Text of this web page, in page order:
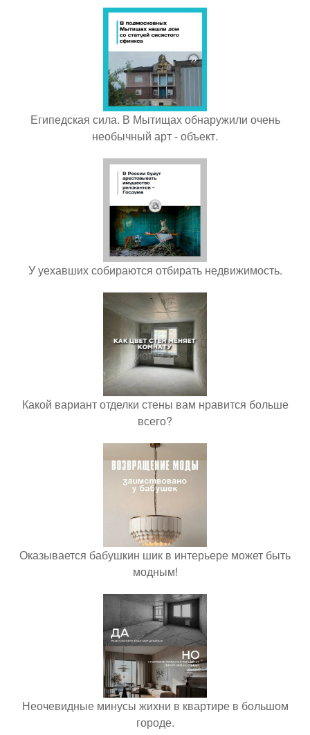
Египедская сила. В Мытищах обнаружили очень
необычный арт - объект.
У уехавших собираются отбирать недвижимость.
Какой вариант отделки стены вам нравится больше
всего?
Оказывается бабушкин шик в интерьере может быть
модным!
Неочевидные минусы жихни в квартире в большом
городе.